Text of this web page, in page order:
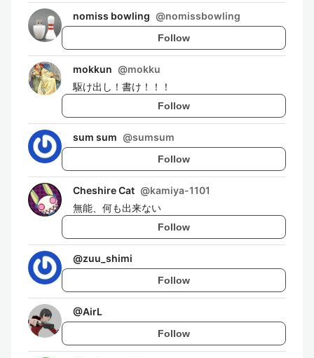
nomiss bowling @nomissbowling
Follow
mokkun @mokku
駆け出し！書け！！！
Follow
sum sum @sumsum
Follow
Cheshire Cat @kamiya-1101
無能、何も出来ない
Follow
@zuu_shimi
Follow
@AirL
Follow